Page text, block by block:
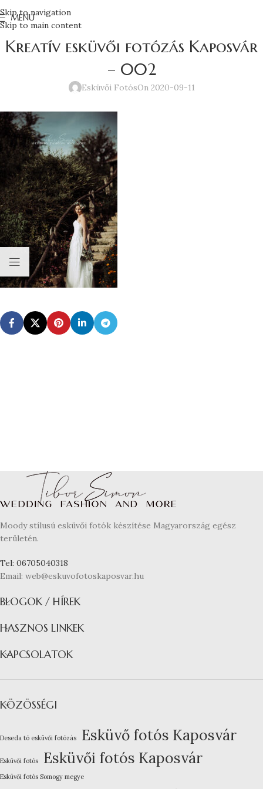
Skip to navigation
Skip to main content
MENU
Kreatív esküvői fotózás Kaposvár
– 002
Esküvői FotósOn 2020-09-11
Moody stílusú esküvői fotók készítése Magyarország egész
területén.
Tel: 06705040318
Email: web@eskuvofotoskaposvar.hu
BLOGOK / HÍREK
HASZNOS LINKEK
KAPCSOLATOK
KÖZÖSSÉGI
Deseda tó esküvői fotózás Esküvő fotós Kaposvár
Esküvői fotós Esküvői fotós Kaposvár
Esküvői fotós Somogy megye